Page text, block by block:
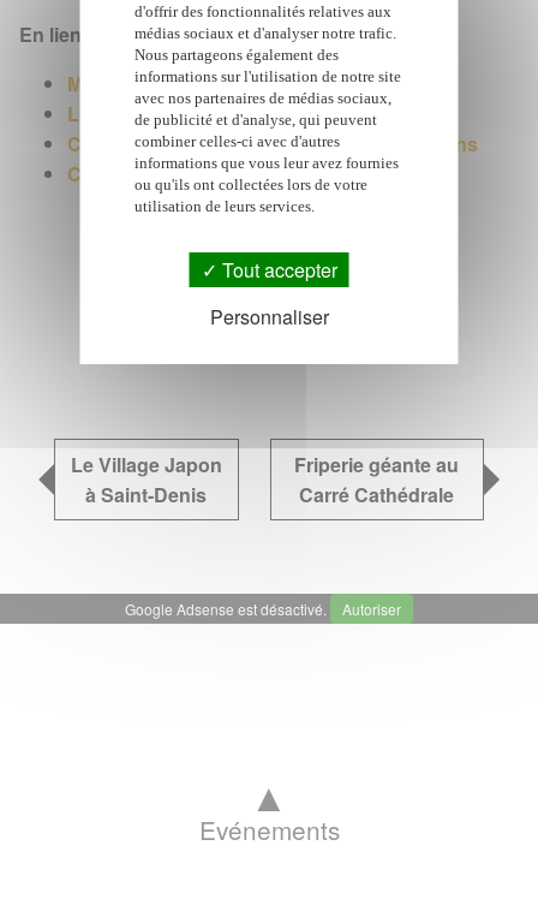
En lien avec le marché du Tévelave :
Marché forain des Avirons
Les marchés à La Réunion
Calendrier des événements et manifestations
Cuisine de La Réunion
Google Adsense est désactivé.
Le Village Japon
à Saint-Denis
Friperie géante au
Carré Cathédrale
Google Adsense est désactivé. Autoriser
▲
Evénements
d'offrir des fonctionnalités relatives aux
médias sociaux et d'analyser notre trafic.
Nous partageons également des
informations sur l'utilisation de notre site
avec nos partenaires de médias sociaux,
de publicité et d'analyse, qui peuvent
combiner celles-ci avec d'autres
informations que vous leur avez fournies
ou qu'ils ont collectées lors de votre
utilisation de leurs services.
Tout accepter
Personnaliser